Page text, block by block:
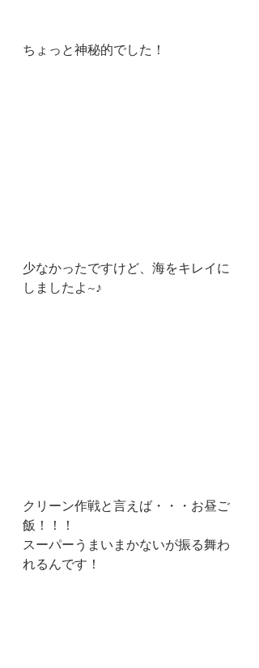
ちょっと神秘的でした！
少なかったですけど、海をキレイに
しましたよ~♪
クリーン作戦と言えば・・・お昼ご
飯！！！
スーパーうまいまかないが振る舞わ
れるんです！